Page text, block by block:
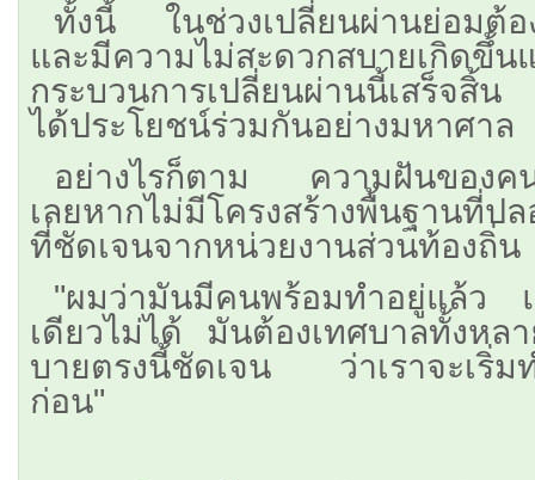
ทั้งนี้ ในช่วงเปลี่ยนผ่านย่อมต้อ
และมีความไม่สะดวกสบาย
กระบวนการเปลี่ยนผ่านนี้เสร็จสิ้
ได้ประโยชน์ร่วมกันอย่างมหาศาล
อย่างไรก็ตาม ความฝันของคน
เลยหากไม่มีโครงสร้างพื้นฐานที่
ที่ชัดเจนจากหน่วยงานส่วนท้องถิ่น
​"ผมว่ามันมีคนพร้อมทำอยู่แล้ว
เดียวไม่ได้ มันต้องเทศบาลทั้งห
บายตรงนี้ชัดเจน ว่าเราจะเริ่มท
ก่อน"